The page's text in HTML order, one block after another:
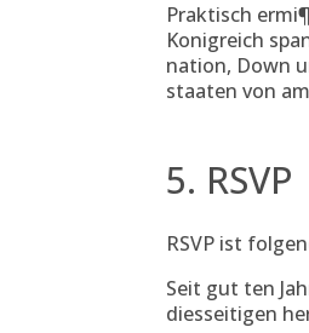
Praktisch
Konigreich
nation, Down
staaten von
5. RSVP
RSVP ist
Seit gut ten
diesseitigen